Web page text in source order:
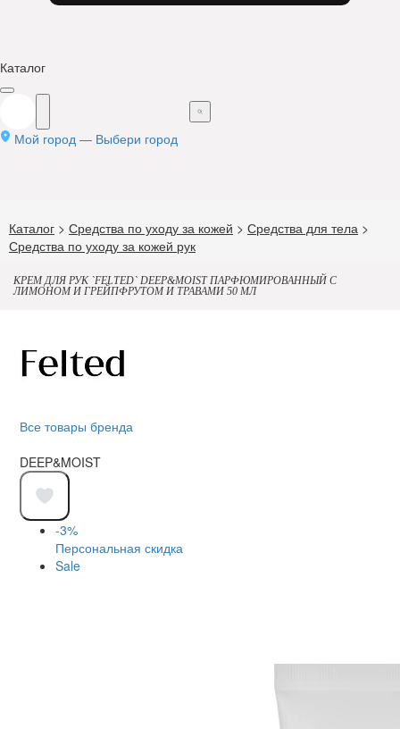
Каталог
Мой город — Выбери город
Каталог > Средства по уходу за кожей > Средства для тела >
Средства по уходу за кожей рук
КРЕМ ДЛЯ РУК `FELTED` DEEP&MOIST ПАРФЮМИРОВАННЫЙ С
ЛИМОНОМ И ГРЕЙПФРУТОМ И ТРАВАМИ 50 МЛ
Все товары бренда
DEEP&MOIST
-3%
Персональная скидка
Sale